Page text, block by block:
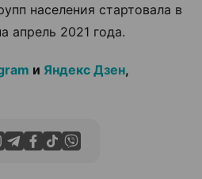
населения стартовала в
апрель 2021 года.
и Яндекс Дзен,